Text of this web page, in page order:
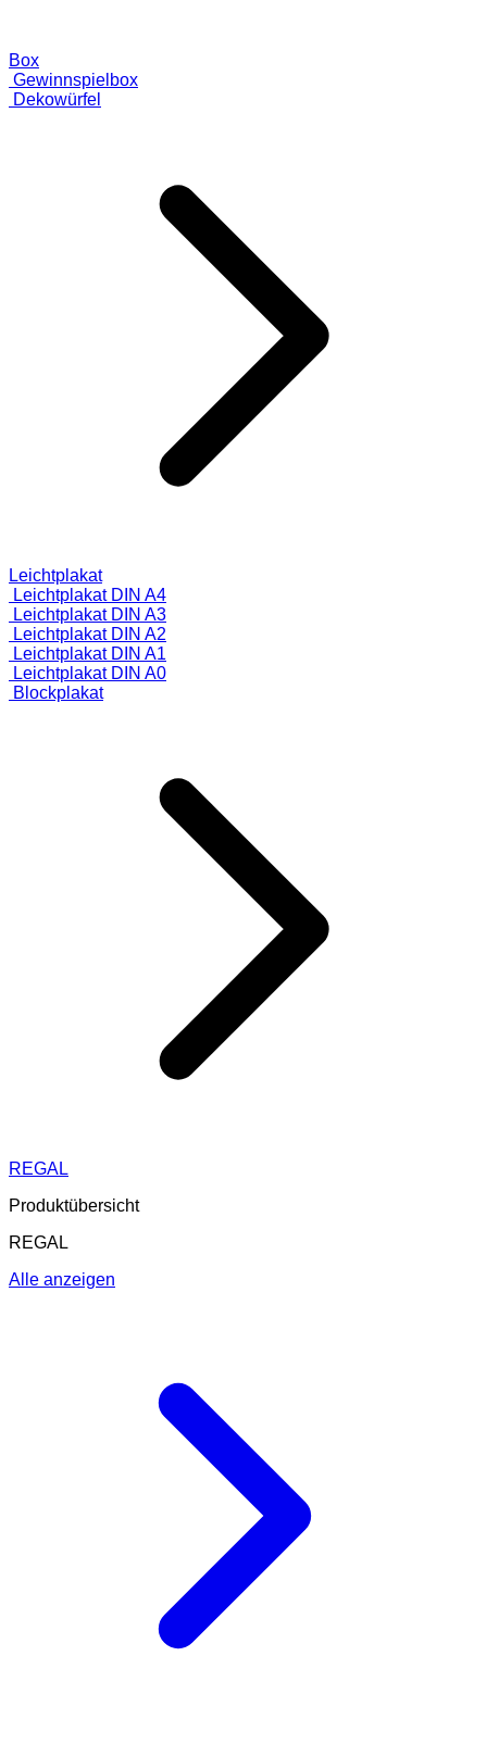
Box
Gewinnspielbox
Dekowürfel
Leichtplakat
Leichtplakat DIN A4
Leichtplakat DIN A3
Leichtplakat DIN A2
Leichtplakat DIN A1
Leichtplakat DIN A0
Blockplakat
REGAL
Produktübersicht
REGAL
Alle anzeigen